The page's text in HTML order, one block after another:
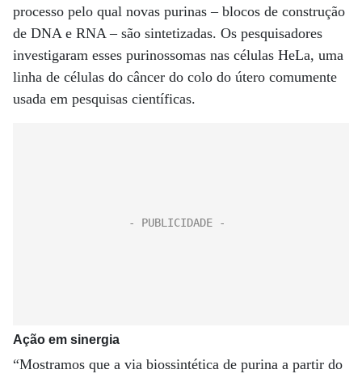
processo pelo qual novas purinas – blocos de construção
de DNA e RNA – são sintetizadas. Os pesquisadores
investigaram esses purinossomas nas células HeLa, uma
linha de células do câncer do colo do útero comumente
usada em pesquisas científicas.
Ação em sinergia
“Mostramos que a via biossintética de purina a partir do